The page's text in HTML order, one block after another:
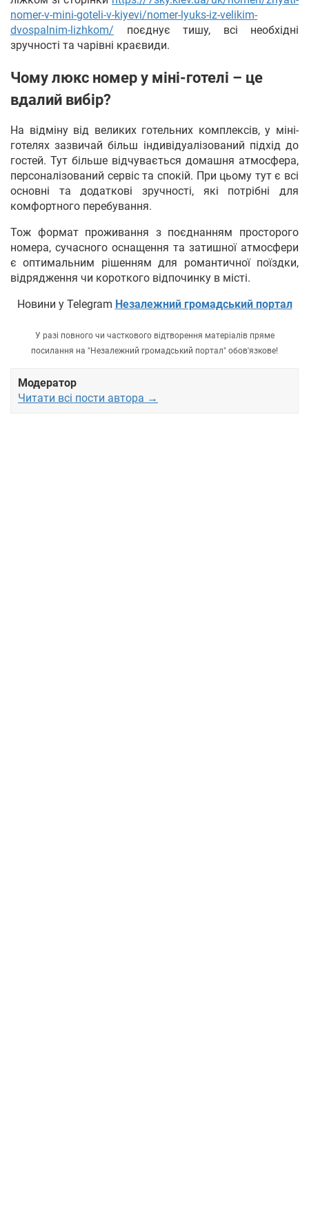
nomer-v-mini-goteli-v-kiyevi/nomer-lyuks-iz-velikim-
dvospalnim-lizhkom/ поєднує тишу, всі необхідні
зручності та чарівні краєвиди.
Чому люкс номер у міні-готелі – це
вдалий вибір?
На відміну від великих готельних комплексів, у міні-
готелях зазвичай більш індивідуалізований підхід до
гостей. Тут більше відчувається домашня атмосфера,
персоналізований сервіс та спокій. При цьому тут є всі
основні та додаткові зручності, які потрібні для
комфортного перебування.
Тож формат проживання з поєднанням просторого
номера, сучасного оснащення та затишної атмосфери
є оптимальним рішенням для романтичної поїздки,
відрядження чи короткого відпочинку в місті.
Новини у Telegram Незалежний громадський портал
У разі повного чи часткового відтворення матеріалів пряме
посилання на "Незалежний громадський портал" обов'язкове!
Модератор
Читати всі пости автора →